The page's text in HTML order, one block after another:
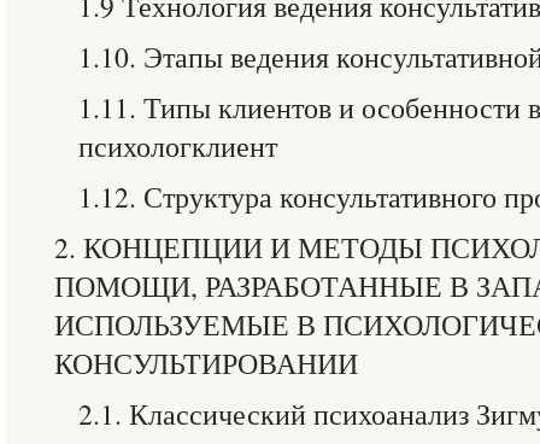
1.10. Этапы ведения
1.11. Типы клиентов и особенности
психологклиент
1.12. Структура консультативного
2. КОНЦЕПЦИИ И МЕТОДЫ
ПОМОЩИ, РАЗРАБОТАННЫЕ В
ИСПОЛЬЗУЕМЫЕ В
КОНСУЛЬТИРОВАНИИ
2.1. Классический психоанализ